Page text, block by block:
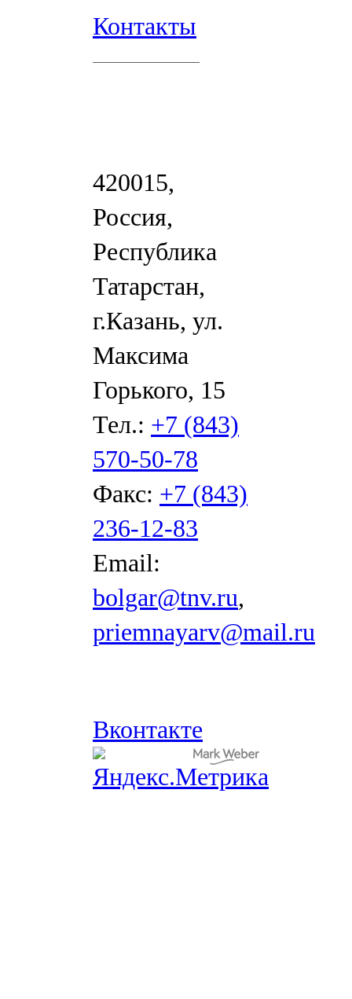
Контакты
420015,
Россия,
Республика
Татарстан,
г.Казань, ул.
Максима
Горького, 15
Тел.: +7 (843)
570-50-78
Факс: +7 (843)
236-12-83
Email:
bolgar@tnv.ru,
priemnayarv@mail.ru
Вконтакте